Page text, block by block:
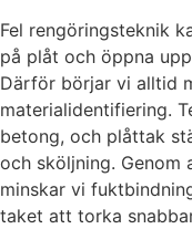
Fel rengöringsteknik
på plåt och öppna
Därför börjar vi alltid
materialidentifiering.
betong, och plåttak
och sköljning.
minskar vi
taket att torka